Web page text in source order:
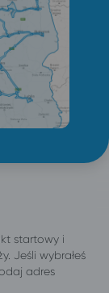
startowy i
Jeśli wybrałeś
adres